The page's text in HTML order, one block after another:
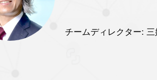
チームディレクター: 三